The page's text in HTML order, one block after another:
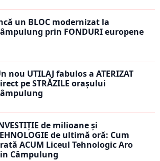
un BLOC modernizat la
prin FONDURI europene
nou UTILAJ fabulos a ATERIZAT
pe STRĂZILE orașului
de milioane și
de ultimă oră: Cum
ACUM Liceul Tehnologic Aro
Câmpulung